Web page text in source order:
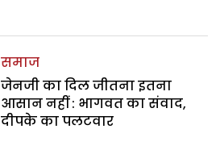
समाज
जेनजी का दिल जीतना इतना
आसान नहीं : भागवत का संवाद,
दीपके का पलटवार